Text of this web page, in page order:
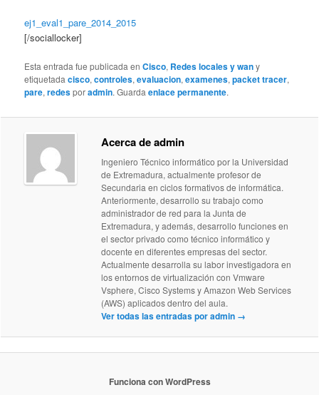
ej1_eval1_pare_2014_2015
[/sociallocker]
Esta entrada fue publicada enCisco, Redes locales y wany
etiquetadacisco,controles,evaluacion,examenes,packet tracer,
pare,redesporadmin. Guardaenlace permanente.
Acerca de admin
Ingeniero Técnico informático por la Universidad
de Extremadura, actualmente profesor de
Secundaria en ciclos formativos de informática.
Anteriormente, desarrollo su trabajo como
administrador de red para la Junta de
Extremadura, y además, desarrollo funciones en
el sector privado como técnico informático y
docente en diferentes empresas del sector.
Actualmente desarrolla su labor investigadora en
los entornos de virtualización con Vmware
Vsphere, Cisco Systems y Amazon Web Services
(AWS) aplicados dentro del aula.
Ver todas las entradas por admin →
Funciona con WordPress